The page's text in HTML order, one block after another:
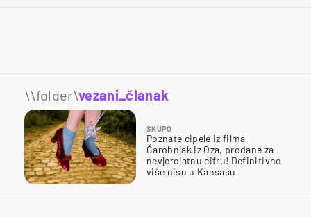
\\folder\vezani_članak
SKUPO
Poznate cipele iz filma
Čarobnjak iz Oza, prodane za
nevjerojatnu cifru! Definitivno
više nisu u Kansasu